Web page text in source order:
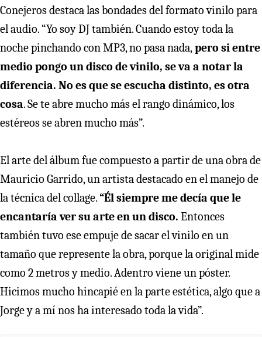
Conejeros destaca las bondades del formato vinilo para
el audio. “Yo soy DJ también. Cuando estoy toda la
noche pinchando con MP3, no pasa nada,pero si entre
medio pongo un disco de vinilo, se va a notar la
diferencia. No es que se escucha distinto, es otra
cosa. Se te abre mucho más el rango dinámico, los
estéreos se abren mucho más”.
El arte del álbum fue compuesto a partir de una obra de
Mauricio Garrido, un artista destacado en el manejo de
la técnica del collage.“Él siempre me decía que le
encantaría ver su arte en un disco. Entonces
también tuvo ese empuje de sacar el vinilo en un
tamaño que represente la obra, porque la original mide
como 2 metros y medio. Adentro viene un póster.
Hicimos mucho hincapié en la parte estética, algo que a
Jorge y a mí nos ha interesado toda la vida”.